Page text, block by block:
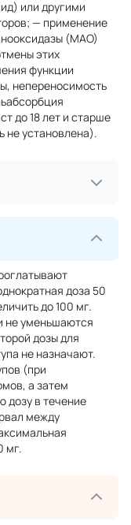
или другими
— применение
(МАО)
этих
функции
непереносимость
до 18 лет и старше
не установлена).
доза 50
до 100 мг.
не уменьшаются
дозы для
не назначают.
(при
а затем
дозу в течение
между
мг.